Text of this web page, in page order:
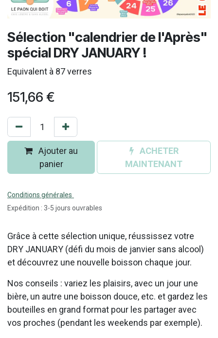
Sélection "calendrier de l'Après"
spécial DRY JANUARY !
Equivalent à 87 verres
151,66 €
Ajouter au
panier
ACHETER
MAINTENANT
Conditions générales
Expédition : 3-5 jours ouvrables
Grâce à cette sélection unique, réussissez votre
DRY JANUARY (défi du mois de janvier sans alcool)
et découvrez une nouvelle boisson chaque jour.
Nos conseils : variez les plaisirs, avec un jour une
bière, un autre une boisson douce, etc. et gardez les
bouteilles en grand format pour les partager avec
vos proches (pendant les weekends par exemple).